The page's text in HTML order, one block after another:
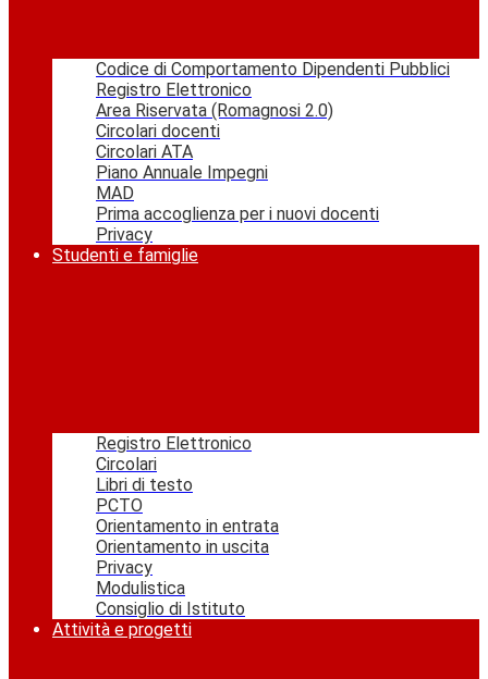
Codice di Comportamento Dipendenti Pubblici
Registro Elettronico
Area Riservata (Romagnosi 2.0)
Circolari docenti
Circolari ATA
Piano Annuale Impegni
MAD
Prima accoglienza per i nuovi docenti
Privacy
Studenti e famiglie
Registro Elettronico
Circolari
Libri di testo
PCTO
Orientamento in entrata
Orientamento in uscita
Privacy
Modulistica
Consiglio di Istituto
Attività e progetti